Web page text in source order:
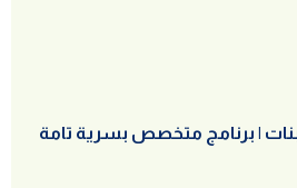
| برنامج متخصص بسرية تامة